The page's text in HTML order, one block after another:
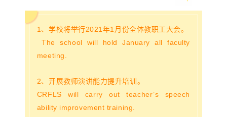
1、学校将举行2021年1月份全体教职工大会。
The school will hold January all faculty
meeting.
2、开展教师演讲能力提升培训。
CRFLS will carry out teacher’s speech
ability improvement training.